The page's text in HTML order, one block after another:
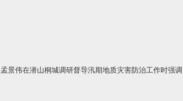
孟景伟在潜山桐城调研督导汛期地质灾害防治工作时强调